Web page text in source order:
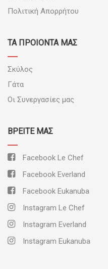
Πολιτική Απορρήτου
ΤΑ ΠΡΟΪΟΝΤΑ ΜΑΣ
Σκύλος
Γάτα
Οι Συνεργασίες μας
ΒΡΕΊΤΕ ΜΑΣ
Facebook Le Chef
Facebook Everland
Facebook Eukanuba
Instagram Le Chef
Instagram Everland
Instagram Eukanuba